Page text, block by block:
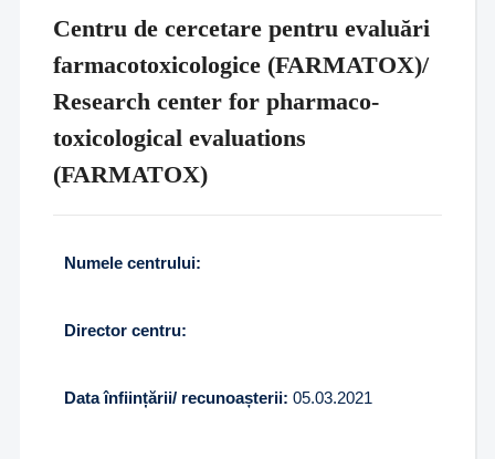
Centru de cercetare pentru evaluări
farmacotoxicologice (FARMATOX)/
Research center for pharmaco-
toxicological evaluations
(FARMATOX)
Numele centrului:
Director centru:
Data înființării/ recunoașterii: 05.03.2021